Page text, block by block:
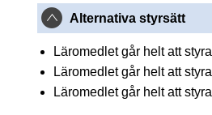
Alternativa styrsätt
Läromedlet går helt att
Läromedlet går helt att
Läromedlet går helt att